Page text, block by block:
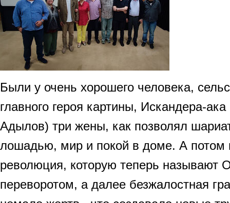
Были у очень хорошего человека,
главного героя картины, Искандера-
Адылов) три жены, как позволял
лошадью, мир и покой в доме. А потом
революция, которую теперь называют
переворотом, а далее безжалостная